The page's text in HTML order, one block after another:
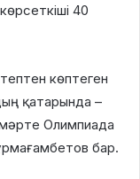
40
көптеген
қатарында –
Олимпиада
бар.